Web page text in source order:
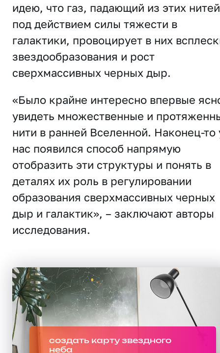
идею, что газ, падающий из этих нитей
под действием силы тяжести в
галактики, провоцирует в них
звездообразования и рост
сверхмассивных черных дыр.
«Было крайне интересно впервые
увидеть множественные и
нити в ранней Вселенной. Наконец-то
нас появился способ напрямую
отобразить эти структуры и понять в
деталях их роль в регулировании
образования сверхмассивных черных
дыр и галактик», – заключают авторы
исследования.
создать карту звездного
неба